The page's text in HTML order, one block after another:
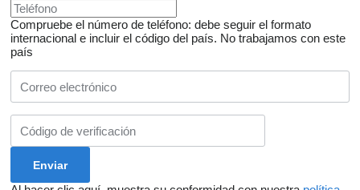
Compruebe el número de teléfono: debe seguir el formato
internacional e incluir el código del país. No trabajamos con este
país